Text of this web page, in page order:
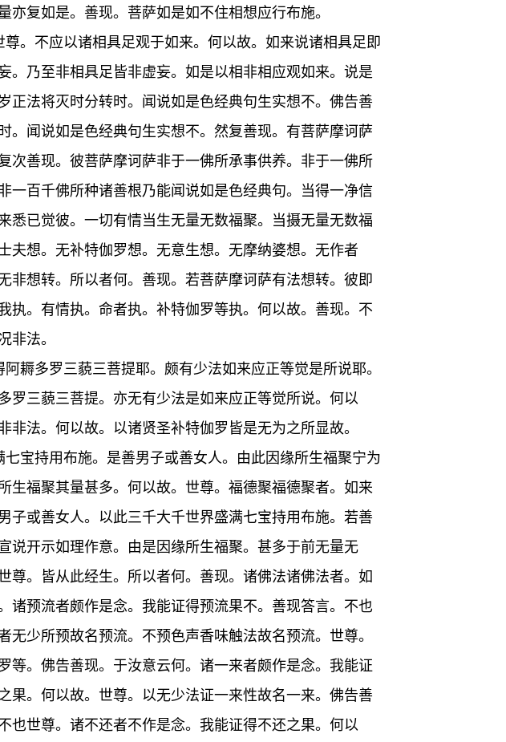
复如是。善现。菩萨如是如不住相想应行布施。
。不应以诸相具足观于如来。何以故。如来说诸相具足即
。乃至非相具足皆非虚妄。如是以相非相应观如来。说是
正法将灭时分转时。闻说如是色经典句生实想不。佛告善
。闻说如是色经典句生实想不。然复善现。有菩萨摩诃萨
次善现。彼菩萨摩诃萨非于一佛所承事供养。非于一佛所
一百千佛所种诸善根乃能闻说如是色经典句。当得一净信
悉已觉彼。一切有情当生无量无数福聚。当摄无量无数福
夫想。无补特伽罗想。无意生想。无摩纳婆想。无作者
非想转。所以者何。善现。若菩萨摩诃萨有法想转。彼即
执。有情执。命者执。补特伽罗等执。何以故。善现。不
非法。
耨多罗三藐三菩提耶。颇有少法如来应正等觉是所说耶。
罗三藐三菩提。亦无有少法是如来应正等觉所说。何以
法。何以故。以诸贤圣补特伽罗皆是无为之所显故。
宝持用布施。是善男子或善女人。由此因缘所生福聚宁为
生福聚其量甚多。何以故。世尊。福德聚福德聚者。如来
子或善女人。以此三千大千世界盛满七宝持用布施。若善
说开示如理作意。由是因缘所生福聚。甚多于前无量无
。皆从此经生。所以者何。善现。诸佛法诸佛法者。如
诸预流者颇作是念。我能证得预流果不。善现答言。不也
少所预故名预流。不预色声香味触法故名预流。世尊。
等。佛告善现。于汝意云何。诸一来者颇作是念。我能证
果。何以故。世尊。以无少法证一来性故名一来。佛告善
也世尊。诸不还者不作是念。我能证得不还之果。何以